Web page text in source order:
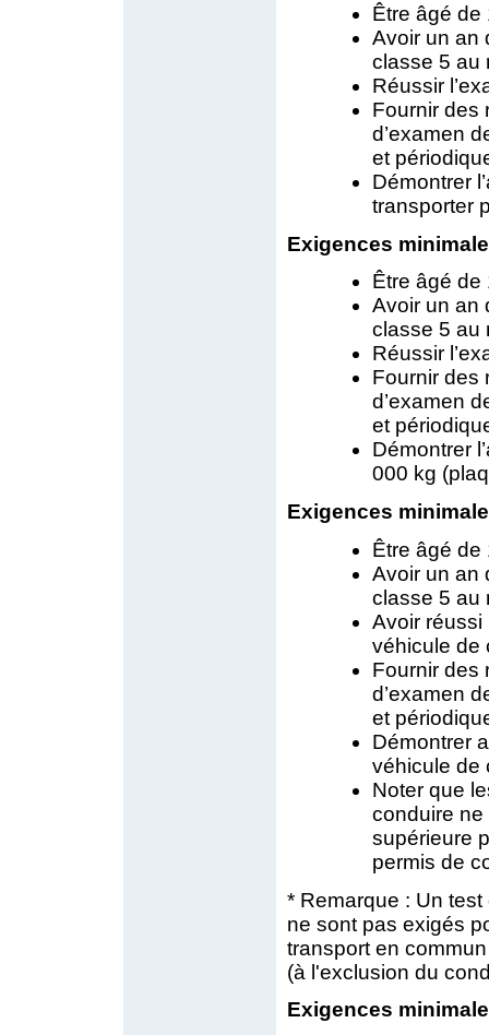
Être âgé de
Avoir un an
classe 5 au
Réussir
Fournir des
d’examen
et
Démontrer
transporter
Exigences
Être âgé de
Avoir un an
classe 5 au
Réussir
Fournir des
d’examen
et
Démontrer
000 kg
Exigences
Être âgé de
Avoir un an
classe 5 au
Avoir
véhicule de
Fournir des
d’examen
et
Démontrer
véhicule de
Noter que
conduire
supérieure
permis de
* Remarque : Un
ne sont pas exigés
transport en
(à l'exclusion du
Exigences